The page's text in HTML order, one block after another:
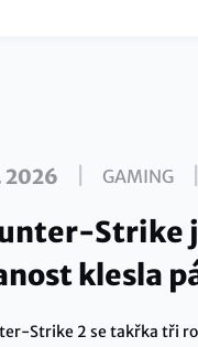
2026 GAMING
Strike
klesla
Strike 2 se takřka tři